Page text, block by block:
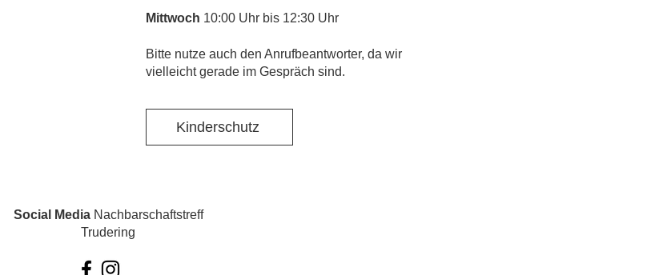
Mittwoch 10:00 Uhr bis 12:30 Uhr
​Bitte nutze auch den Anrufbeantworter, da wir
vielleicht gerade im Gespräch sind.
Kinderschutz
Social MediaNachbarschaftstreff
Trudering